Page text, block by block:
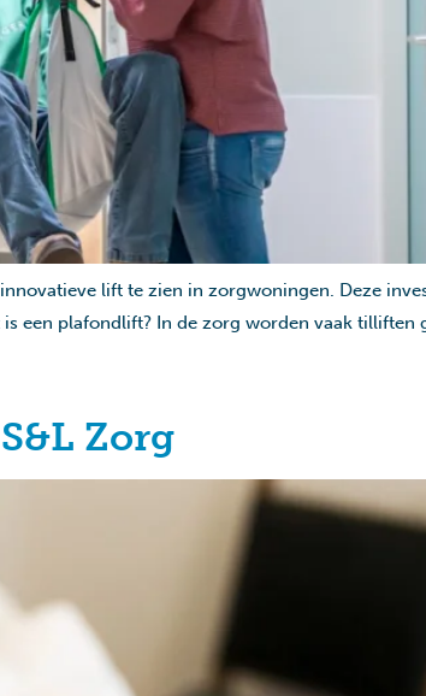
lift te zien in zorgwoningen. Deze
een plafondlift? In de zorg worden vaak tilliften
Zorg